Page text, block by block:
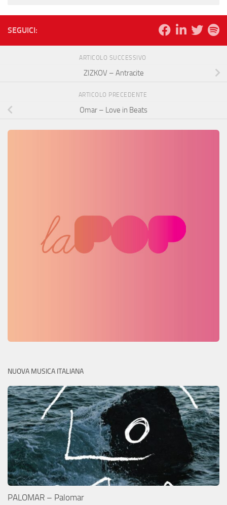
SEGUICI:
ARTICOLO SUCCESSIVO
ZIZKOV – Antracite
ARTICOLO PRECEDENTE
Omar – Love in Beats
NUOVA MUSICA ITALIANA
PALOMAR – Palomar